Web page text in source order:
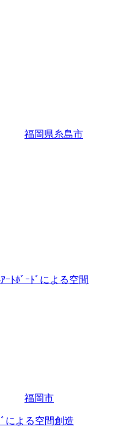
福岡県糸島市
福岡市
による空間創造